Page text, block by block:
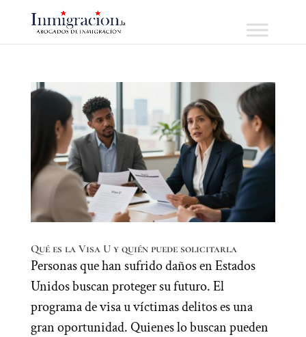
Qué es la Visa U y quién puede solicitarla
Personas que han sufrido daños en Estados
Unidos buscan proteger su futuro. El
programa de visa u víctimas delitos es una
gran oportunidad. Quienes lo buscan pueden